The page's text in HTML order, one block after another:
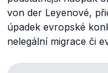
von der Leyenové,
úpadek evropské
nelegální migrace či